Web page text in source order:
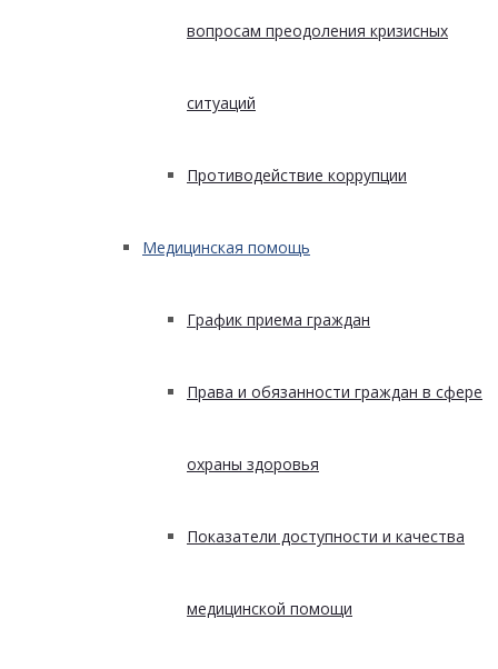
вопросам преодоления кризисных
ситуаций
Противодействие коррупции
Медицинская помощь
График приема граждан
Права и обязанности граждан в сфере
охраны здоровья
Показатели доступности и качества
медицинской помощи